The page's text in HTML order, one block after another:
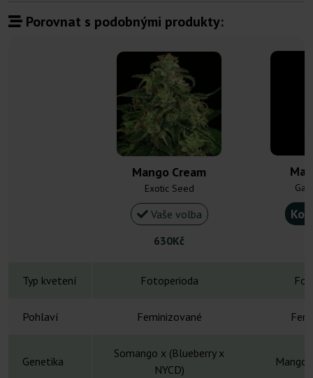
Porovnat s podobnými produkty:
Mango Cream
Exotic Seed
Vaše volba
630Kč
Typ kvetení Fotoperioda
Pohlaví Feminizované
Genetika
Somango x (Blueberry x
NYCD)
Mango